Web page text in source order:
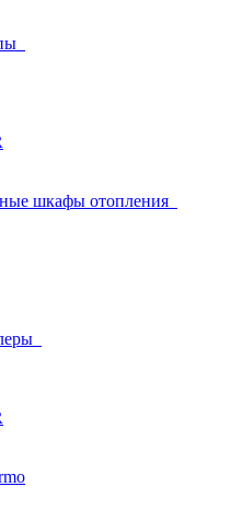
шкафы отопления